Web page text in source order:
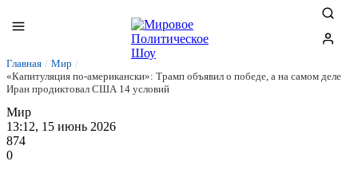
Главная / Мир /
«Капитуляция по-американски»: Трамп объявил о победе, а на самом деле
Иран продиктовал США 14 условий
Мир
13:12, 15 июнь 2026
874
0